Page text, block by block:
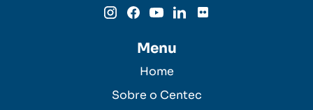
Menu
Home
Sobre o Centec